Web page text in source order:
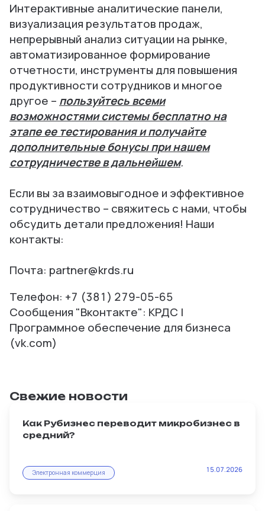
Интерактивные аналитические панели,
визуализация результатов продаж,
непрерывный анализ ситуации на рынке,
автоматизированное формирование
отчетности, инструменты для повышения
продуктивности сотрудников и многое
другое – пользуйтесь всеми
возможностями системы бесплатно на
этапе ее тестирования и получайте
дополнительные бонусы при нашем
сотрудничестве в дальнейшем.
Если вы за взаимовыгодное и эффективное
сотрудничество – свяжитесь с нами, чтобы
обсудить детали предложения! Наши
контакты:
Почта: partner@krds.ru
Телефон: +7 (381) 279-05-65
Сообщения "Вконтакте": КРДС |
Программное обеспечение для бизнеса
(vk.com)
Свежие новости
Как Рубизнес переводит микробизнес в
средний?
продавца. И именно интернет-магазин на
Электронная коммерция 15.07.2026